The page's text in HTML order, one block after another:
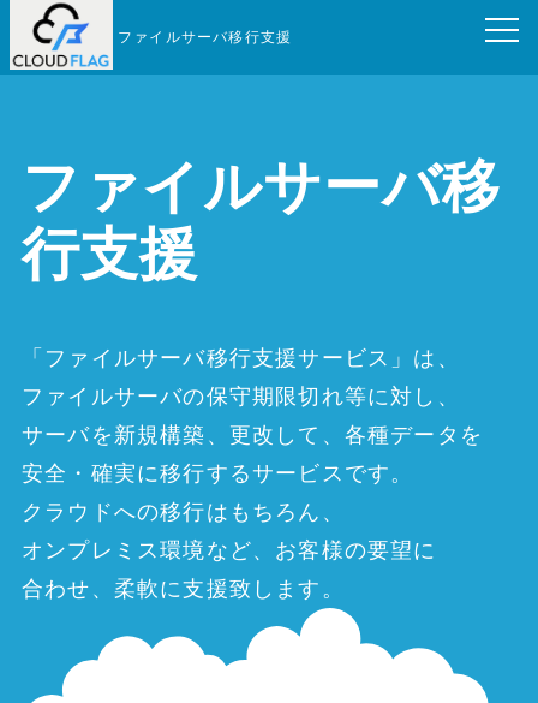
ファイルサーバ移行支援
ファイルサーバ移
行支援
「ファイルサーバ移行支援サービス」は、​
ファイルサーバの​保守期限切れ等に​対し、​
サーバを​新規構築、​更改して、​各種データを​
安全・​確実に​移行する​サービスです。
クラウドへの​移行は​もちろん、​
オンプレミス環境など、​お客様の​要望に​
合わせ、​柔軟に​支援致します。